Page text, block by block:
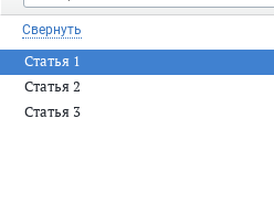
Свернуть
Статья 1
Статья 2
Статья 3